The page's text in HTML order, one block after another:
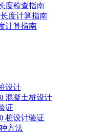
度检查指南
度计算指南
计算指南
设计
混凝土桩设计
证
桩设计验证
方法